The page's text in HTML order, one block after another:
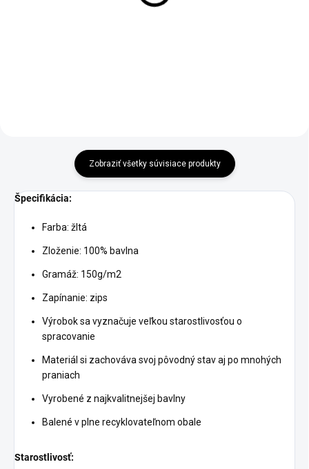
Zobraziť všetky súvisiace produkty
Špecifikácia:
Farba: žltá
Zloženie: 100% bavlna
Gramáž: 150g/m2
Zapínanie: zips
Výrobok sa vyznačuje veľkou starostlivosťou o
spracovanie
Materiál si zachováva svoj pôvodný stav aj po mnohých
praniach
Vyrobené z najkvalitnejšej bavlny
Balené v plne recyklovateľnom obale
Starostlivosť: